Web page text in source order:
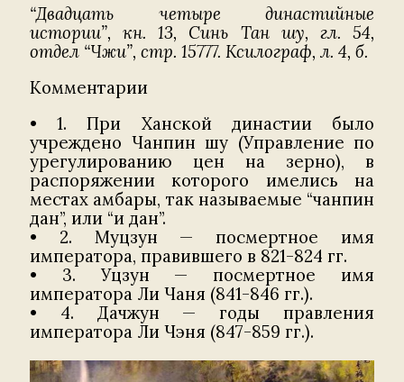
“Двадцать четыре династийные
истории”, кн. 13, Синь Тан шу, гл. 54,
отдел “Чжи”, стр. 15777. Ксилограф, л. 4, б.
Комментарии
• 1. При Ханской династии было
учреждено Чанпин шу (Управление по
урегулированию цен на зерно), в
распоряжении которого имелись на
местах амбары, так называемые “чанпин
дан”, или “и дан”.
• 2. Муцзун — посмертное имя
императора, правившего в 821-824 гг.
• 3. Уцзун — посмертное имя
императора Ли Чаня (841-846 гг.).
• 4. Дачжун — годы правления
императора Ли Чэня (847-859 гг.).